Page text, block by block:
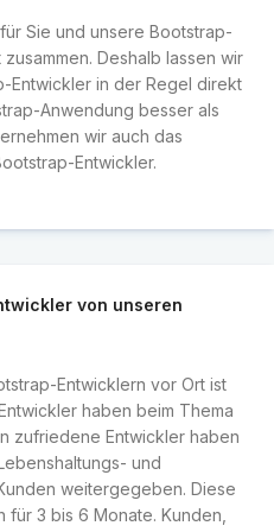
Sie und unsere Bootstrap-
Deshalb lassen wir
Entwickler in der Regel direkt
Anwendung besser als
wir auch das
Entwickler.
von unseren
Entwicklern vor Ort ist
haben beim Thema
zufriedene Entwickler haben
und
weitergegeben. Diese
3 bis 6 Monate. Kunden,